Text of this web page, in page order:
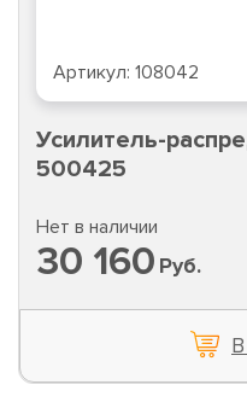
Артикул: 108042
Усилитель-
500425
Нет в наличии
30 160 Руб.